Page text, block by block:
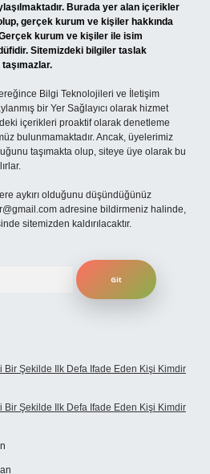
Burada yer alan içerikler
gerçek kurum ve kişiler hakkında
kurum ve kişiler ile isim
Sitemizdeki bilgiler taslak
Bilgi Teknolojileri ve İletişim
bir Yer Sağlayıcı olarak hizmet
içerikleri proaktif olarak denetleme
bulunmamaktadır. Ancak, üyelerimiz
taşımakta olup, siteye üye olarak bu
aykırı olduğunu düşündüğünüz
adresine bildirmeniz halinde,
sitemizden kaldırılacaktır.
Bir Şekilde Ilk Defa Ifade Eden Kişi Kimdir
Bir Şekilde Ilk Defa Ifade Eden Kişi Kimdir